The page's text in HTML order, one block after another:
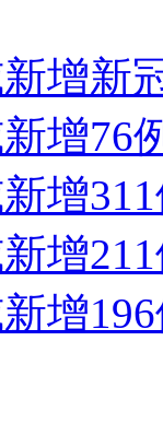
增新
增76
增
增
增